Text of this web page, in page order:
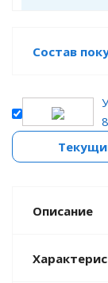
Состав
Описание